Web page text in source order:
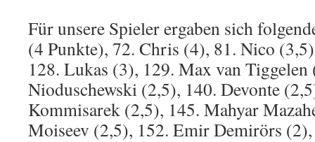
Für unsere Spieler ergaben sich
(4 Punkte), 72. Chris (4), 81. Nico
128. Lukas (3), 129. Max van
Nioduschewski (2,5), 140. Devonte
Kommisarek (2,5), 145. Mahyar
Moiseev (2,5), 152. Emir Demirörs